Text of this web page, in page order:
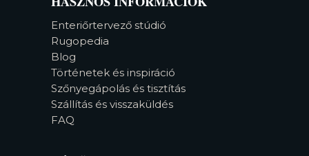
Enteriőrtervező stúdió
Rugopedia
Blog
Történetek és inspiráció
Szőnyegápolás és tisztítás
Szállítás és visszaküldés
FAQ